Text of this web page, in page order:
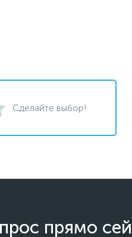
Сделайте выбор!
прямо